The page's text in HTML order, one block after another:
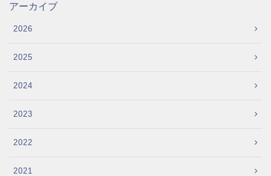
アーカイブ
2026
2025
2024
2023
2022
2021